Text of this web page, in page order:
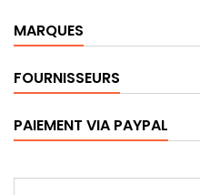
MARQUES
FOURNISSEURS
PAIEMENT VIA PAYPAL